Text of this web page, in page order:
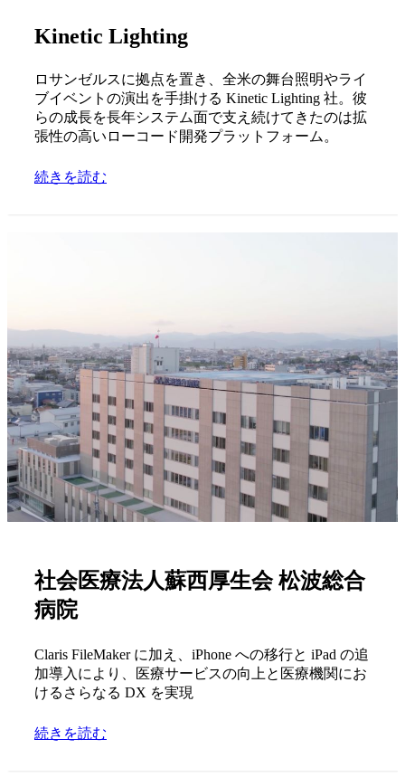
Kinetic Lighting
ロサンゼルスに拠点を置き、全米の舞台照明やライ
ブイベントの演出を手掛ける Kinetic Lighting 社。彼
らの成長を長年システム面で支え続けてきたのは拡
張性の高いローコード開発プラットフォーム。
続きを読む
社会医療法人蘇西厚生会 松波総合
病院
Claris FileMaker に加え、iPhone への移行と iPad の追
加導入により、医療サービスの向上と医療機関にお
けるさらなる DX を実現
続きを読む